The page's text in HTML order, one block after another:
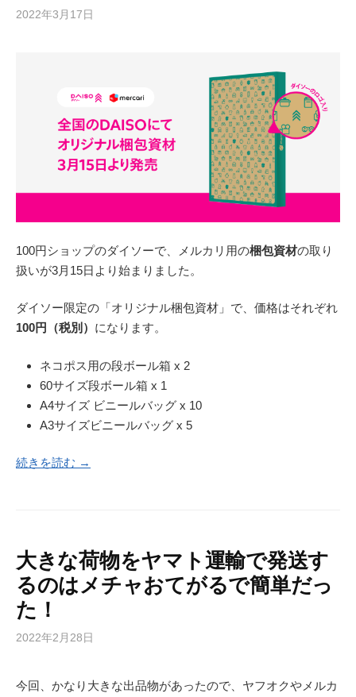
2022年3月17日
100円ショップのダイソーで、メルカリ用の梱包資材の取り
扱いが3月15日より始まりました。
ダイソー限定の「オリジナル梱包資材」で、価格はそれぞれ
100円（税別） になります。
ネコポス用の段ボール箱 x 2
60サイズ段ボール箱 x 1
A4サイズ ビニールバッグ x 10
A3サイズビニールバッグ x 5
続きを読む →
大きな荷物をヤマト運輸で発送す
るのはメチャおてがるで簡単だっ
た！
2022年2月28日
今回、かなり大きな出品物があったので、ヤフオクやメルカ